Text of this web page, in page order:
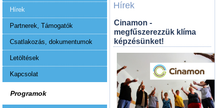
Hírek
Partnerek, Támogatók
Csatlakozás, dokumentumok
Letöltések
Kapcsolat
Programok
Hírek
Cinamon -
megfűszerezzük klíma
képzésünket!